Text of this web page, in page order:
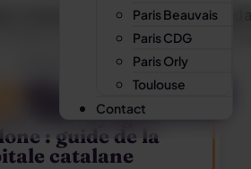
Paris Beauvais
Paris CDG
Paris Orly
Toulouse
Contact
Besoin d'un voyage
sur-mesure ?
Budget Trip Planner
son voyage à
: guide de la
catalane